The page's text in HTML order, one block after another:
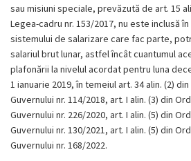
sau misiuni speciale, prevăzută de art. 15
Legea-cadru nr. 153/2017, nu este inclusă
sistemului de salarizare care fac parte,
salariul brut lunar, astfel încât cuantumul
plafonării la nivelul acordat pentru luna
1 ianuarie 2019, în temeiul art. 34 alin. (2)
Guvernului nr. 114/2018, art. I alin. (3) din
Guvernului nr. 226/2020, art. I alin. (5) din
Guvernului nr. 130/2021, art. I alin. (5) din
Guvernului nr. 168/2022.